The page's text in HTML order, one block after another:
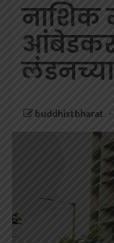
नाशिक
आंबेडकर
लंडनच्या
buddhistbharat